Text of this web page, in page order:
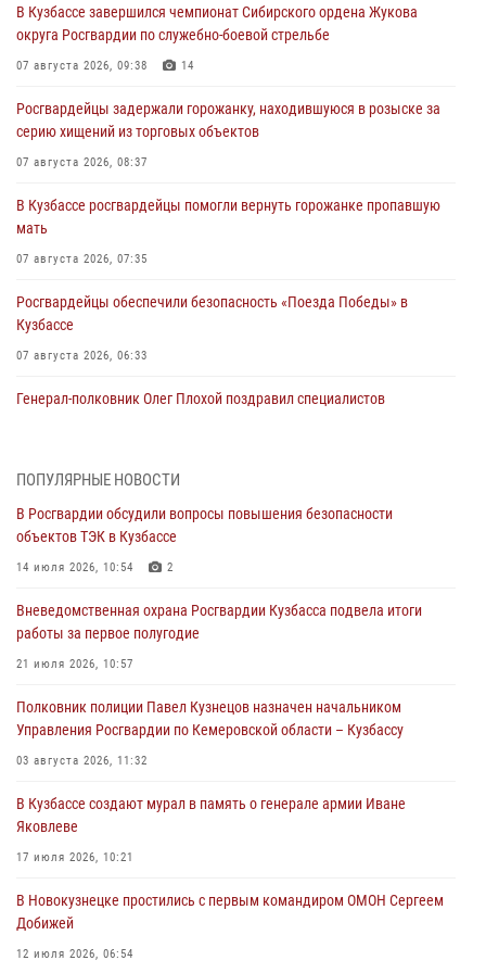
В Кузбассе завершился чемпионат Сибирского ордена Жукова
округа Росгвардии по служебно-боевой стрельбе
07 августа 2026, 09:38 14
Росгвардейцы задержали горожанку, находившуюся в розыске за
серию хищений из торговых объектов
07 августа 2026, 08:37
В Кузбассе росгвардейцы помогли вернуть горожанке пропавшую
мать
07 августа 2026, 07:35
Росгвардейцы обеспечили безопасность «Поезда Победы» в
Кузбассе
07 августа 2026, 06:33
Генерал-полковник Олег Плохой поздравил специалистов
07 августа 2026, 05:32
С 1 сентября 2026 года вступает в силу новый федеральный закон о
частной охранной деятельности
06 августа 2026, 10:19
Росгвардейцы задержали предполагаемого виновника причинения
ножевого ранения кемеровчанину
06 августа 2026, 09:18
Росгвардейцы задержали мужчину, повредившего имущество
горожанки
06 августа 2026, 08:17
Росгвардейцы пресекли противоправные действия и защитили
новокузнечанку от агрессивного знакомого
06 августа 2026, 07:16
ПОПУЛЯРНЫЕ НОВОСТИ
В Росгвардии обсудили вопросы повышения безопасности
объектов ТЭК в Кузбассе
14 июля 2026, 10:54 2
Вневедомственная охрана Росгвардии Кузбасса подвела итоги
работы за первое полугодие
21 июля 2026, 10:57
Полковник полиции Павел Кузнецов назначен начальником
Управления Росгвардии по Кемеровской области – Кузбассу
03 августа 2026, 11:32
В Кузбассе создают мурал в память о генерале армии Иване
Яковлеве
17 июля 2026, 10:21
В Новокузнецке простились с первым командиром ОМОН Сергеем
Добижей
12 июля 2026, 06:54